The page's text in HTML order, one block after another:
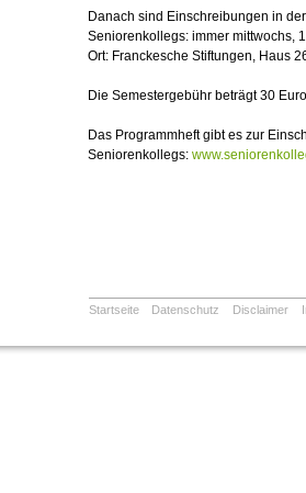
Danach sind Einschreibungen in
Seniorenkollegs: immer mittwochs,
Ort: Franckesche Stiftungen, Haus
Die Semestergebühr beträgt 30
Das Programmheft gibt es zur
Seniorenkollegs:
Startseite Datenschutz Disclaimer